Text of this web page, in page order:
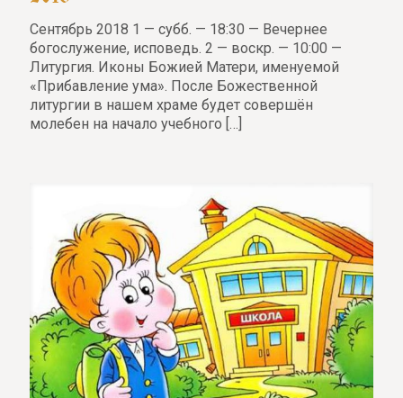
Сентябрь 2018 1 — субб. — 18:30 — Вечернее
богослужение, исповедь. 2 — воскр. — 10:00 —
Литургия. Иконы Божией Матери, именуемой
«Прибавление ума». После Божественной
литургии в нашем храме будет совершён
молебен на начало учебного […]